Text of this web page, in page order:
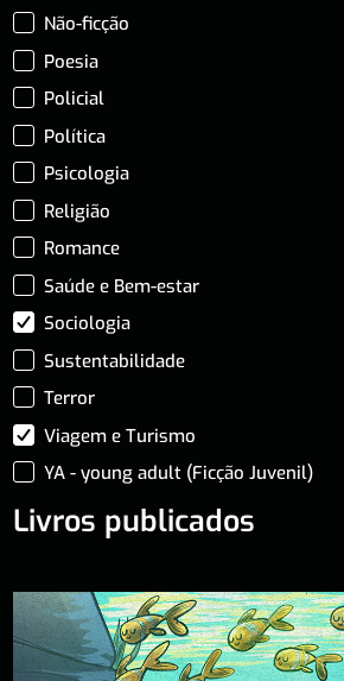
Não-ficção
Poesia
Policial
Política
Psicologia
Religião
Romance
Saúde e Bem-estar
Sociologia
Sustentabilidade
Terror
Viagem e Turismo
YA - young adult (Ficção Juvenil)
Livros publicados